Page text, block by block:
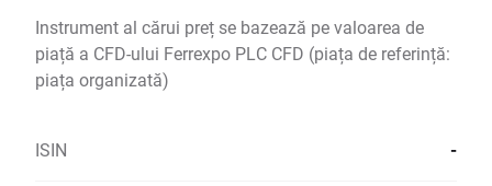
Instrument al cărui preț se bazează pe valoarea de
piață a CFD-ului Ferrexpo PLC CFD (piața de referință:
piața organizată)
ISIN -